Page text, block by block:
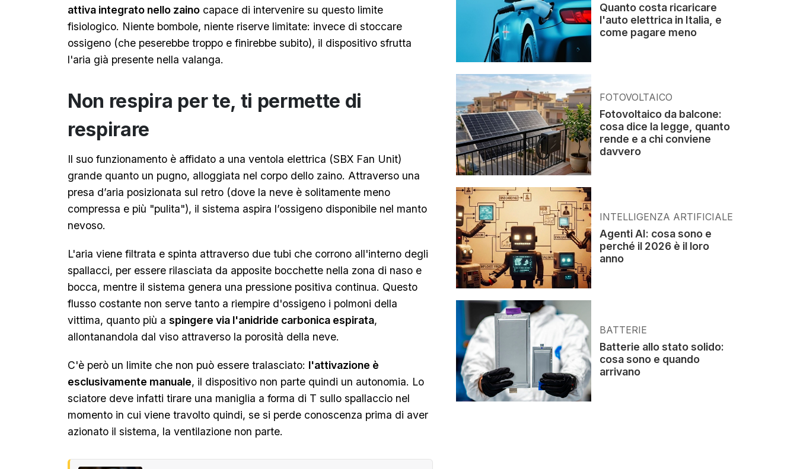
attiva integrato nello zaino capace di intervenire su questo limite
fisiologico. Niente bombole, niente riserve limitate: invece di stoccare
ossigeno (che peserebbe troppo e finirebbe subito), il dispositivo sfrutta
l'aria già presente nella valanga.
Non respira per te, ti permette di
respirare
Il suo funzionamento è affidato a una ventola elettrica (SBX Fan Unit)
grande quanto un pugno, alloggiata nel corpo dello zaino. Attraverso una
presa d’aria posizionata sul retro (dove la neve è solitamente meno
compressa e più "pulita"), il sistema aspira l’ossigeno disponibile nel manto
nevoso.
L'aria viene filtrata e spinta attraverso due tubi che corrono all'interno degli
spallacci, per essere rilasciata da apposite bocchette nella zona di naso e
bocca, mentre il sistema genera una pressione positiva continua. Questo
flusso costante non serve tanto a riempire d'ossigeno i polmoni della
vittima, quanto più a spingere via l'anidride carbonica espirata,
allontanandola dal viso attraverso la porosità della neve.
C'è però un limite che non può essere tralasciato: l'attivazione è
esclusivamente manuale, il dispositivo non parte quindi un autonomia. Lo
sciatore deve infatti tirare una maniglia a forma di T sullo spallaccio nel
momento in cui viene travolto quindi, se si perde conoscenza prima di aver
azionato il sistema, la ventilazione non parte.
Quanto costa ricaricare
l'auto elettrica in Italia, e
come pagare meno
FOTOVOLTAICO
Fotovoltaico da balcone:
cosa dice la legge, quanto
rende e a chi conviene
davvero
INTELLIGENZA ARTIFICIALE
Agenti AI: cosa sono e
perché il 2026 è il loro
anno
BATTERIE
Batterie allo stato solido:
cosa sono e quando
arrivano